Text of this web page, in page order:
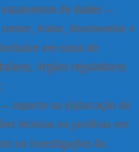
de dados—
tratar, documentar e
em casos de
órgãos reguladores
— suporte na elaboração de
técnicas ou jurídicas em
ou investigações da